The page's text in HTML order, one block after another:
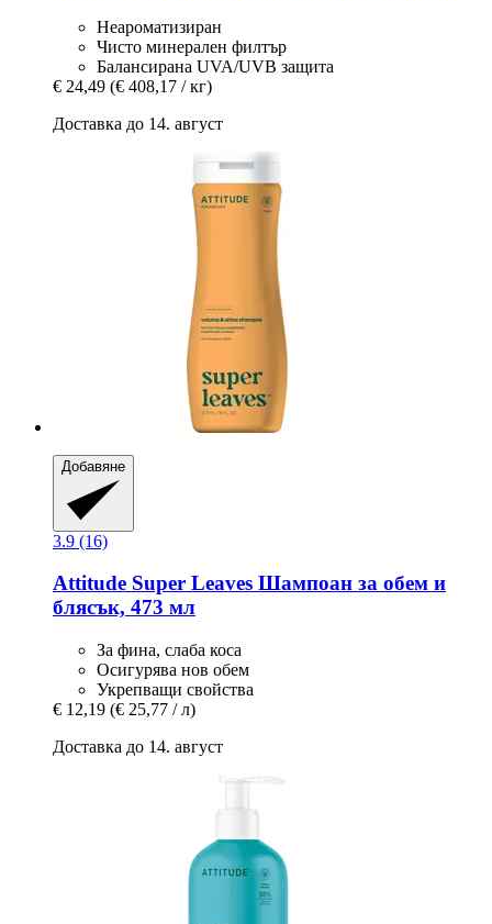
Неароматизиран
Чисто минерален филтър
Балансирана UVA/UVB защита
€ 24,49 (€ 408,17 / кг)
Доставка до 14. август
Добавяне
3.9 (16)
Attitude Super Leaves Шампоан за обем и
блясък, 473 мл
За фина, слаба коса
Осигурява нов обем
Укрепващи свойства
€ 12,19 (€ 25,77 / л)
Доставка до 14. август